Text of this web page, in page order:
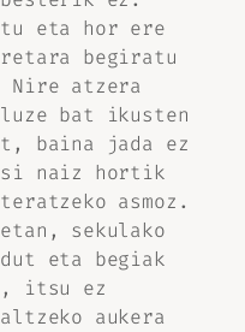
eta hor ere
begiratu
Nire atzera
bat ikusten
baina jada ez
naiz hortik
asmoz.
sekulako
eta begiak
itsu ez
aukera